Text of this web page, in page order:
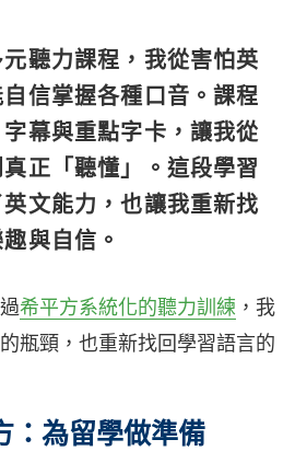
聽力課程，我從害怕英
信掌握各種口音。課程
幕與重點字卡，讓我從
真正「聽懂」。這段學習
文能力，也讓我重新找
與自信。
希平方系統化的聽力訓練 ，我
瓶頸，也重新找回學習語言的
：為留學做準備